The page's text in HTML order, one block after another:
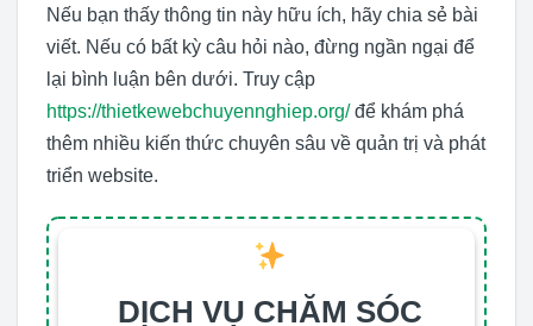
Nếu bạn thấy thông tin này hữu ích, hãy chia sẻ bài
viết. Nếu có bất kỳ câu hỏi nào, đừng ngần ngại để
lại bình luận bên dưới. Truy cập
https://thietkewebchuyennghiep.org/để khám phá
thêm nhiều kiến thức chuyên sâu về quản trị và phát
triển website.
DỊCH VỤ CHĂM SÓC